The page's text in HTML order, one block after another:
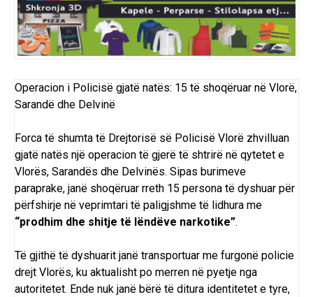
Operacion i Policisë gjatë natës: 15 të shoqëruar në Vlorë,
Sarandë dhe Delvinë
Forca të shumta të Drejtorisë së Policisë Vlorë zhvilluan
gjatë natës një operacion të gjerë të shtrirë në qytetet e
Vlorës, Sarandës dhe Delvinës. Sipas burimeve
paraprake, janë shoqëruar rreth 15 persona të dyshuar për
përfshirje në veprimtari të paligjshme të lidhura me
“prodhim dhe shitje të lëndëve narkotike”.
Të gjithë të dyshuarit janë transportuar me furgonë policie
drejt Vlorës, ku aktualisht po merren në pyetje nga
autoritetet. Ende nuk janë bërë të ditura identitetet e tyre,